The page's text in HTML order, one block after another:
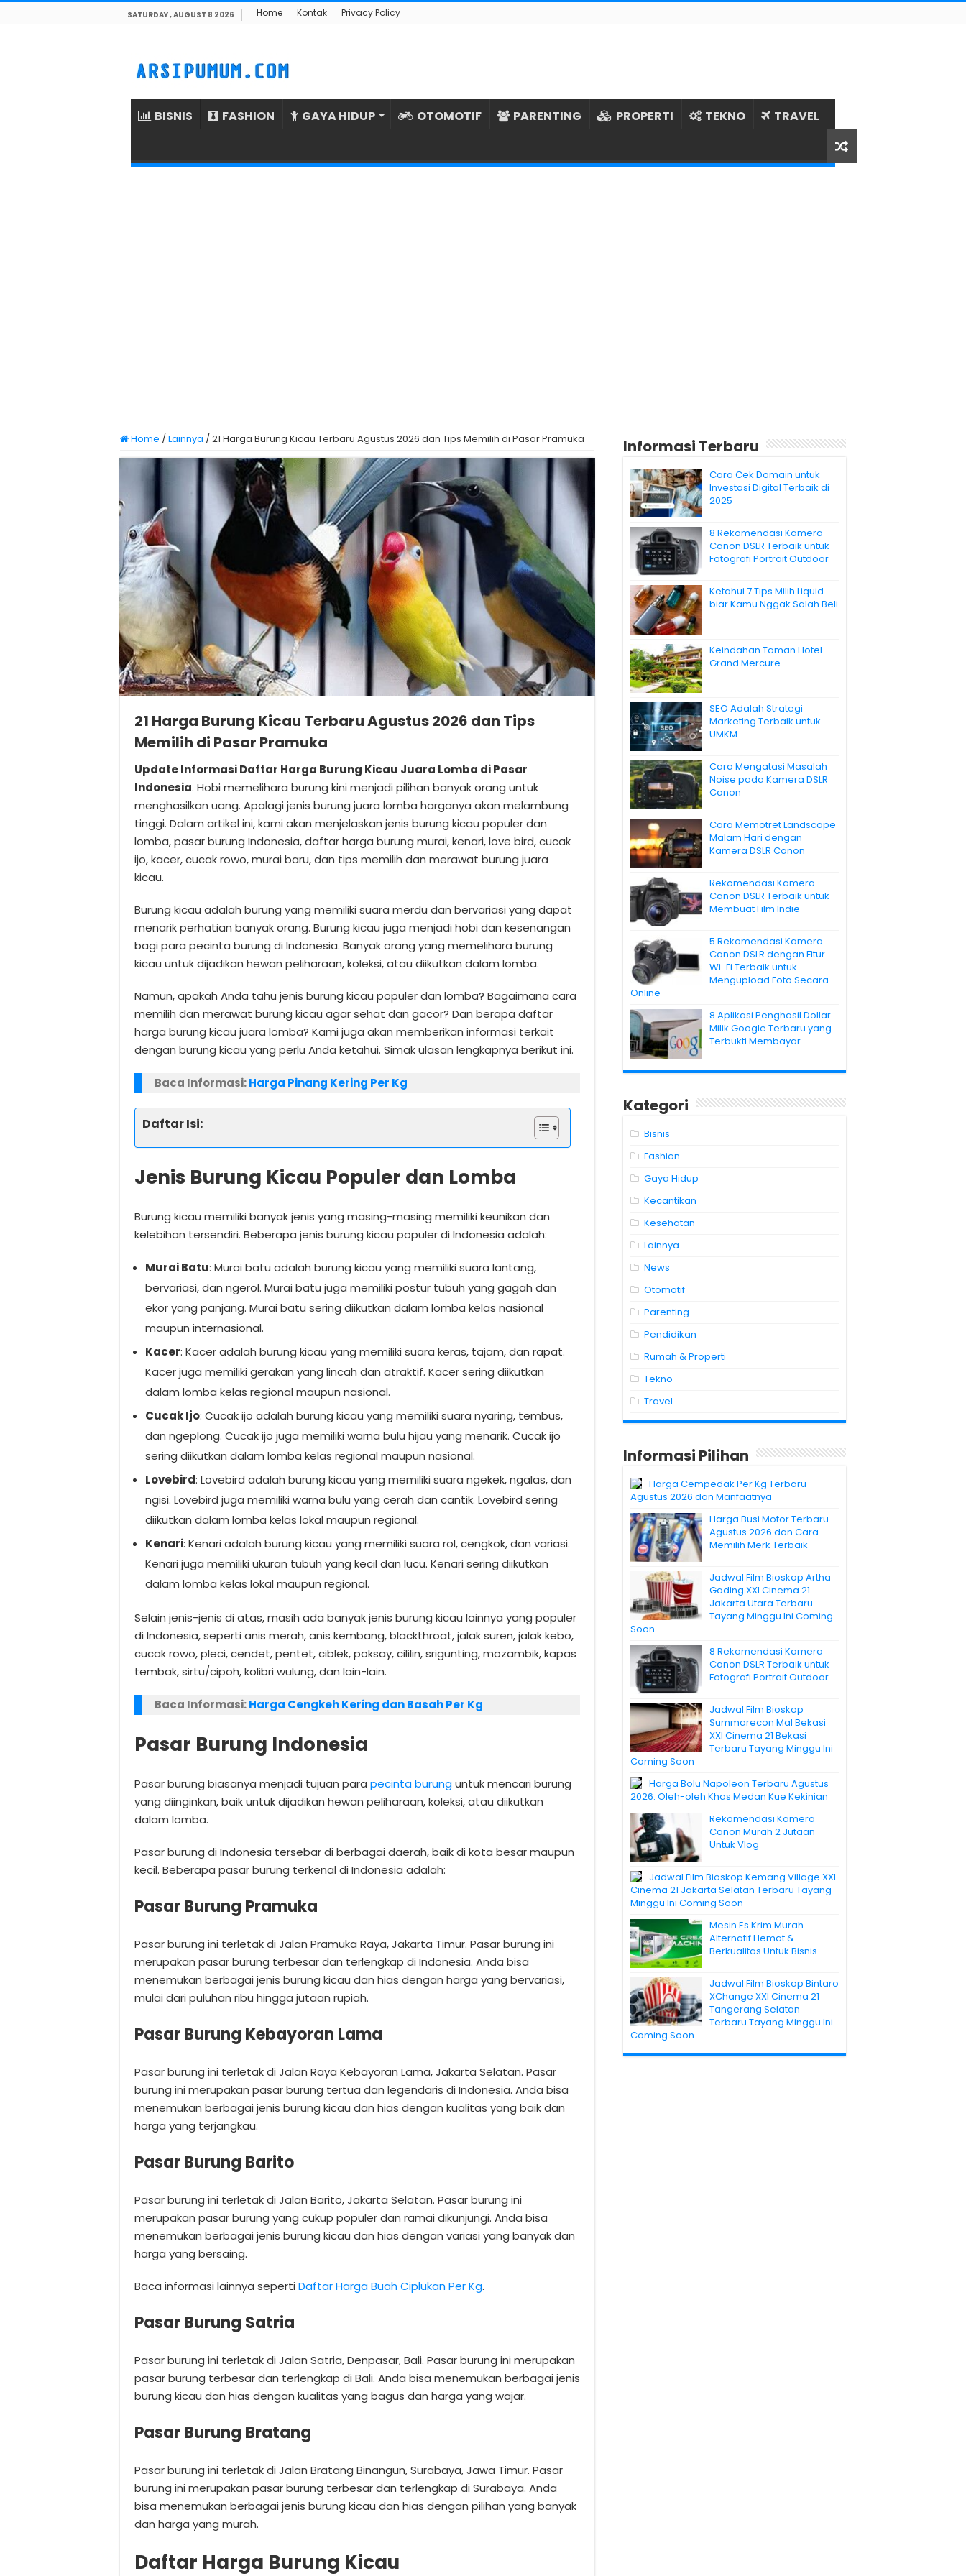
SATURDAY , AUGUST 8 2026 Home Kontak Privacy Policy
BISNIS FASHION GAYA HIDUP OTOMOTIF PARENTING PROPERTI TEKNO TRAVEL
Home /Lainnya /21 Harga Burung Kicau Terbaru Agustus 2026 dan Tips Memilih di Pasar Pramuka
21 Harga Burung Kicau Terbaru Agustus 2026 dan Tips
Memilih di Pasar Pramuka
Update Informasi Daftar Harga Burung Kicau Juara Lomba di Pasar
Indonesia. Hobi memelihara burung kini menjadi pilihan banyak orang untuk
menghasilkan uang. Apalagi jenis burung juara lomba harganya akan melambung
tinggi. Dalam artikel ini, kami akan menjelaskan jenis burung kicau populer dan
lomba, pasar burung Indonesia, daftar harga burung murai, kenari, love bird, cucak
ijo, kacer, cucak rowo, murai baru, dan tips memilih dan merawat burung juara
kicau.
Burung kicau adalah burung yang memiliki suara merdu dan bervariasi yang dapat
menarik perhatian banyak orang. Burung kicau juga menjadi hobi dan kesenangan
bagi para pecinta burung di Indonesia. Banyak orang yang memelihara burung
kicau untuk dijadikan hewan peliharaan, koleksi, atau diikutkan dalam lomba.
Namun, apakah Anda tahu jenis burung kicau populer dan lomba? Bagaimana cara
memilih dan merawat burung kicau agar sehat dan gacor? Dan berapa daftar
harga burung kicau juara lomba? Kami juga akan memberikan informasi terkait
dengan burung kicau yang perlu Anda ketahui. Simak ulasan lengkapnya berikut ini.
Baca Informasi:Harga Pinang Kering Per Kg
Daftar Isi:
Jenis Burung Kicau Populer dan Lomba
Burung kicau memiliki banyak jenis yang masing-masing memiliki keunikan dan
kelebihan tersendiri. Beberapa jenis burung kicau populer di Indonesia adalah:
Murai Batu: Murai batu adalah burung kicau yang memiliki suara lantang,
bervariasi, dan ngerol. Murai batu juga memiliki postur tubuh yang gagah dan
ekor yang panjang. Murai batu sering diikutkan dalam lomba kelas nasional
maupun internasional.
Kacer: Kacer adalah burung kicau yang memiliki suara keras, tajam, dan rapat.
Kacer juga memiliki gerakan yang lincah dan atraktif. Kacer sering diikutkan
dalam lomba kelas regional maupun nasional.
Cucak Ijo: Cucak ijo adalah burung kicau yang memiliki suara nyaring, tembus,
dan ngeplong. Cucak ijo juga memiliki warna bulu hijau yang menarik. Cucak ijo
sering diikutkan dalam lomba kelas regional maupun nasional.
Lovebird: Lovebird adalah burung kicau yang memiliki suara ngekek, ngalas, dan
ngisi. Lovebird juga memiliki warna bulu yang cerah dan cantik. Lovebird sering
diikutkan dalam lomba kelas lokal maupun regional.
Kenari: Kenari adalah burung kicau yang memiliki suara rol, cengkok, dan variasi.
Kenari juga memiliki ukuran tubuh yang kecil dan lucu. Kenari sering diikutkan
dalam lomba kelas lokal maupun regional.
Selain jenis-jenis di atas, masih ada banyak jenis burung kicau lainnya yang populer
di Indonesia, seperti anis merah, anis kembang, blackthroat, jalak suren, jalak kebo,
cucak rowo, pleci, cendet, pentet, ciblek, poksay, cililin, srigunting, mozambik, kapas
tembak, sirtu/cipoh, kolibri wulung, dan lain-lain.
Baca Informasi:Harga Cengkeh Kering dan Basah Per Kg
Pasar Burung Indonesia
Pasar burung biasanya menjadi tujuan para pecinta burunguntuk mencari burung
yang diinginkan, baik untuk dijadikan hewan peliharaan, koleksi, atau diikutkan
dalam lomba.
Pasar burung di Indonesia tersebar di berbagai daerah, baik di kota besar maupun
kecil. Beberapa pasar burung terkenal di Indonesia adalah:
Pasar Burung Pramuka
Pasar burung ini terletak di Jalan Pramuka Raya, Jakarta Timur. Pasar burung ini
merupakan pasar burung terbesar dan terlengkap di Indonesia. Anda bisa
menemukan berbagai jenis burung kicau dan hias dengan harga yang bervariasi,
mulai dari puluhan ribu hingga jutaan rupiah.
Pasar Burung Kebayoran Lama
Pasar burung ini terletak di Jalan Raya Kebayoran Lama, Jakarta Selatan. Pasar
burung ini merupakan pasar burung tertua dan legendaris di Indonesia. Anda bisa
menemukan berbagai jenis burung kicau dan hias dengan kualitas yang baik dan
harga yang terjangkau.
Pasar Burung Barito
Pasar burung ini terletak di Jalan Barito, Jakarta Selatan. Pasar burung ini
merupakan pasar burung yang cukup populer dan ramai dikunjungi. Anda bisa
menemukan berbagai jenis burung kicau dan hias dengan variasi yang banyak dan
harga yang bersaing.
Baca informasi lainnya seperti Daftar Harga Buah Ciplukan Per Kg.
Pasar Burung Satria
Pasar burung ini terletak di Jalan Satria, Denpasar, Bali. Pasar burung ini merupakan
pasar burung terbesar dan terlengkap di Bali. Anda bisa menemukan berbagai jenis
burung kicau dan hias dengan kualitas yang bagus dan harga yang wajar.
Pasar Burung Bratang
Pasar burung ini terletak di Jalan Bratang Binangun, Surabaya, Jawa Timur. Pasar
burung ini merupakan pasar burung terbesar dan terlengkap di Surabaya. Anda
bisa menemukan berbagai jenis burung kicau dan hias dengan pilihan yang banyak
dan harga yang murah.
Daftar Harga Burung Kicau
Informasi Terbaru
Cara Cek Domain untuk
Investasi Digital Terbaik di
2025
8 Rekomendasi Kamera
Canon DSLR Terbaik untuk
Fotografi Portrait Outdoor
Ketahui 7 Tips Milih Liquid
biar Kamu Nggak Salah Beli
Keindahan Taman Hotel
Grand Mercure
SEO Adalah Strategi
Marketing Terbaik untuk
UMKM
Cara Mengatasi Masalah
Noise pada Kamera DSLR
Canon
Cara Memotret Landscape
Malam Hari dengan
Kamera DSLR Canon
Rekomendasi Kamera
Canon DSLR Terbaik untuk
Membuat Film Indie
5 Rekomendasi Kamera
Canon DSLR dengan Fitur
Wi-Fi Terbaik untuk
Mengupload Foto Secara
Online
8 Aplikasi Penghasil Dollar
Milik Google Terbaru yang
Terbukti Membayar
Kategori
Bisnis
Fashion
Gaya Hidup
Kecantikan
Kesehatan
Lainnya
News
Otomotif
Parenting
Pendidikan
Rumah & Properti
Tekno
Travel
Informasi Pilihan
Harga Cempedak Per Kg Terbaru
Agustus 2026 dan Manfaatnya
Harga Busi Motor Terbaru
Agustus 2026 dan Cara
Memilih Merk Terbaik
Jadwal Film Bioskop Artha
Gading XXI Cinema 21
Jakarta Utara Terbaru
Tayang Minggu Ini Coming
Soon
8 Rekomendasi Kamera
Canon DSLR Terbaik untuk
Fotografi Portrait Outdoor
Jadwal Film Bioskop
Summarecon Mal Bekasi
XXI Cinema 21 Bekasi
Terbaru Tayang Minggu Ini
Coming Soon
Harga Bolu Napoleon Terbaru Agustus
2026: Oleh-oleh Khas Medan Kue Kekinian
Rekomendasi Kamera
Canon Murah 2 Jutaan
Untuk Vlog
Jadwal Film Bioskop Kemang Village XXI
Cinema 21 Jakarta Selatan Terbaru Tayang
Minggu Ini Coming Soon
Mesin Es Krim Murah
Alternatif Hemat &
Berkualitas Untuk Bisnis
Jadwal Film Bioskop Bintaro
XChange XXI Cinema 21
Tangerang Selatan
Terbaru Tayang Minggu Ini
Coming Soon